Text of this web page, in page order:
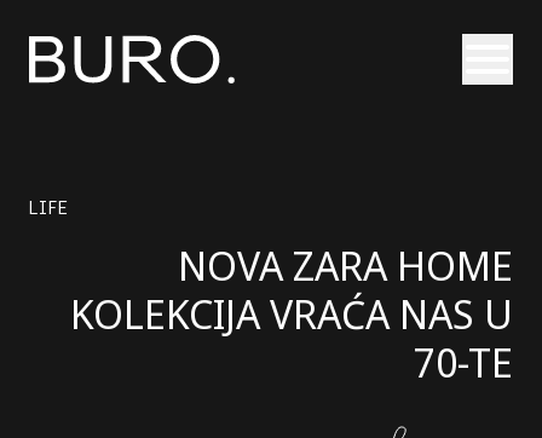
LIFE
NOVA ZARA HOME
KOLEKCIJA VRAĆA NAS U
70-TE